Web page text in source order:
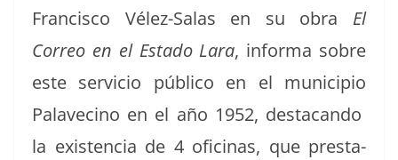
Fran­cis­co Vélez-Salas en su obra El
Correo en el Esta­do Lara, infor­ma sobre
este ser­vi­cio públi­co en el munici­pio
Palave­ci­no en el año 1952, desta­can­do
la exis­ten­cia de 4 ofic­i­nas, que presta­